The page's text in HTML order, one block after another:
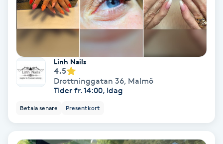
Nagelförlängning gelé
Nagelförlängning glasfiber
Nagelförlängning silke
Linh Nails
4.5
Drottninggatan 36, Malmö
Tider fr. 14:00, Idag
Betala senare Presentkort